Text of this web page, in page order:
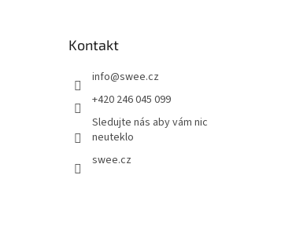
Kontakt
info@swee.cz
+420 246 045 099
Sledujte nás aby vám nic
neuteklo
swee.cz